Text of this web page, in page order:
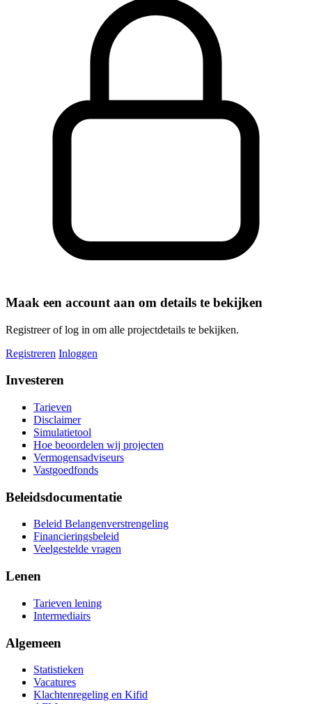
Maak een account aan om details te bekijken
Registreer of log in om alle projectdetails te bekijken.
Registreren Inloggen
Investeren
Tarieven
Disclaimer
Simulatietool
Hoe beoordelen wij projecten
Vermogensadviseurs
Vastgoedfonds
Beleidsdocumentatie
Beleid Belangenverstrengeling
Financieringsbeleid
Veelgestelde vragen
Lenen
Tarieven lening
Intermediairs
Algemeen
Statistieken
Vacatures
Klachtenregeling en Kifid